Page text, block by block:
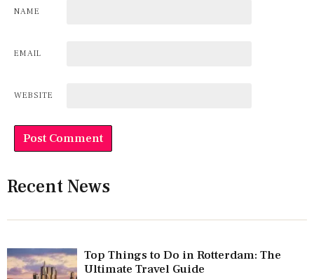
NAME
EMAIL
WEBSITE
Recent News
Top Things to Do in Rotterdam: The
Ultimate Travel Guide